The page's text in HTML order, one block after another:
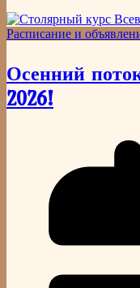
Расписание и
Осенний
2026!